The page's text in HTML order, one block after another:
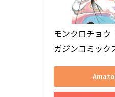
モンクロチョウ
ガジンコミック